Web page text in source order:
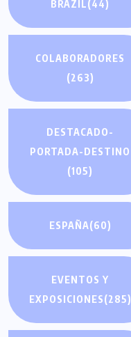
BRAZIL(44)
COLABORADORES
(263)
DESTACADO-
PORTADA-DESTINO
(105)
ESPAÑA(60)
EVENTOS Y
EXPOSICIONES(285)